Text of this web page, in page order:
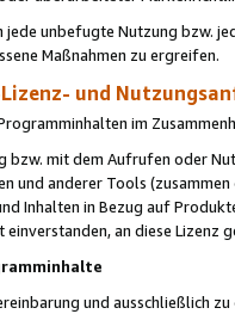
jede unbefugte Nutzung bzw.
Maßnahmen zu ergreifen.
und
im
bzw. mit dem Aufrufen oder
anderer Tools (zusammen
Inhalten in Bezug auf
an diese Lizenz
und ausschließlich